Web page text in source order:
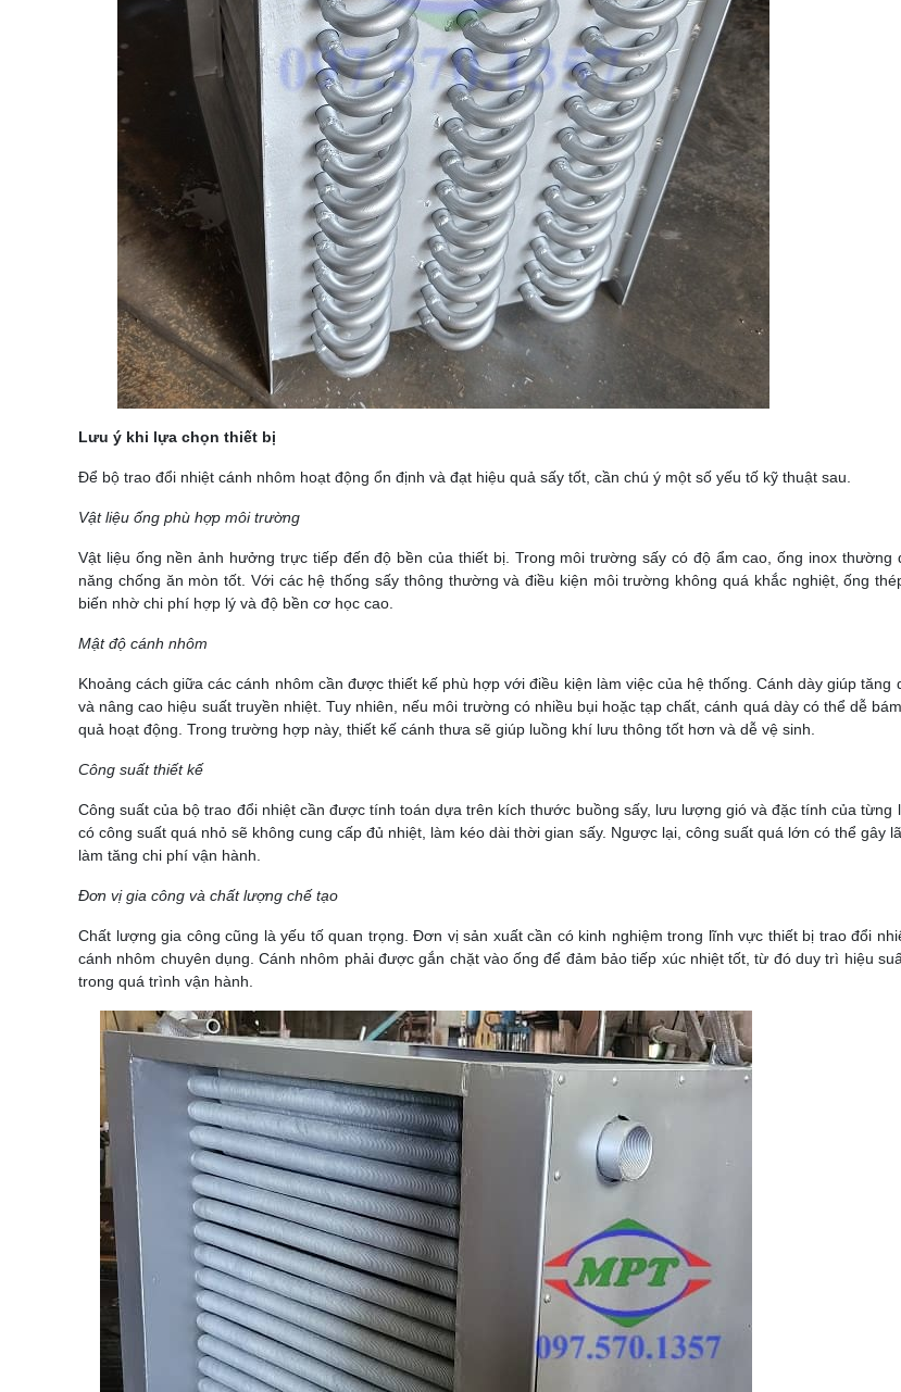
Lưu ý khi lựa chọn thiết bị
Để bộ trao đổi nhiệt cánh nhôm hoạt động ổn định và đạt hiệu quả sấy tốt, cần chú ý một số yếu tố kỹ thuật sau.
Vật liệu ống phù hợp môi trường
Vật liệu ống nền ảnh hưởng trực tiếp đến độ bền của thiết bị. Trong môi trường sấy có độ ẩm cao, ống inox thường
năng chống ăn mòn tốt. Với các hệ thống sấy thông thường và điều kiện môi trường không quá khắc nghiệt, ống
biến nhờ chi phí hợp lý và độ bền cơ học cao.
Mật độ cánh nhôm
Khoảng cách giữa các cánh nhôm cần được thiết kế phù hợp với điều kiện làm việc của hệ thống. Cánh dày giúp tăng
và nâng cao hiệu suất truyền nhiệt. Tuy nhiên, nếu môi trường có nhiều bụi hoặc tạp chất, cánh quá dày có thể dễ
quả hoạt động. Trong trường hợp này, thiết kế cánh thưa sẽ giúp luồng khí lưu thông tốt hơn và dễ vệ sinh.
Công suất thiết kế
Công suất của bộ trao đổi nhiệt cần được tính toán dựa trên kích thước buồng sấy, lưu lượng gió và đặc tính của từng
có công suất quá nhỏ sẽ không cung cấp đủ nhiệt, làm kéo dài thời gian sấy. Ngược lại, công suất quá lớn có thể gây
làm tăng chi phí vận hành.
Đơn vị gia công và chất lượng chế tạo
Chất lượng gia công cũng là yếu tố quan trọng. Đơn vị sản xuất cần có kinh nghiệm trong lĩnh vực thiết bị trao đổi
cánh nhôm chuyên dụng. Cánh nhôm phải được gắn chặt vào ống để đảm bảo tiếp xúc nhiệt tốt, từ đó duy trì hiệu
trong quá trình vận hành.